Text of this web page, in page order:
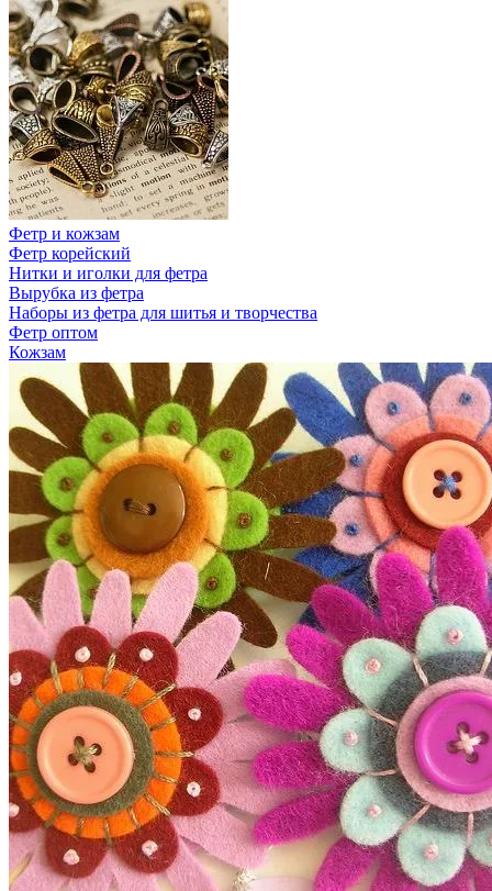
Фетр и кожзам
Фетр корейский
Нитки и иголки для фетра
Вырубка из фетра
Наборы из фетра для шитья и творчества
Фетр оптом
Кожзам